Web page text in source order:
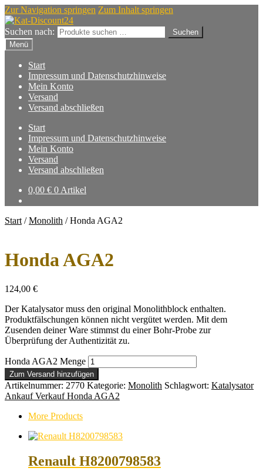
Zur Navigation springen Zum Inhalt springen
Suchen nach:
Suchen
Menü
Start
Impressum und Datenschutzhinweise
Mein Konto
Versand
Versand abschließen
Start
Impressum und Datenschutzhinweise
Mein Konto
Versand
Versand abschließen
0,00 € 0 Artikel
Start /Monolith /Honda AGA2
Honda AGA2
124,00 €
Der Katalysator muss den original Monolithblock enthalten.
Produktfälschungen können nicht vergütet werden. Mit dem
Zusenden deiner Ware stimmst du einer Bohr-Probe zur
Überprüfung der Authentizität zu.
Honda AGA2 Menge
Zum Versand hinzufügen
Artikelnummer: 2770 Kategorie: Monolith Schlagwort: Katalysator
Ankauf Verkauf Honda AGA2
More Products
Renault H8200798583